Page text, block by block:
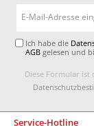
Ich habe die
AGB gelesen und
Diese Formular ist
Service-Hotline